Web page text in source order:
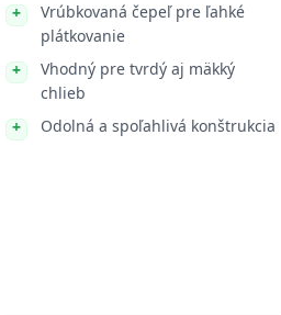
Vrúbkovaná čepeľ pre ľahké
plátkovanie
Vhodný pre tvrdý aj mäkký
chlieb
Odolná a spoľahlivá konštrukcia